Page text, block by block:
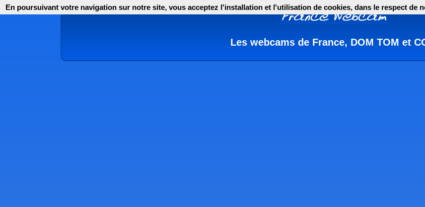
Les webcams de France, DOM TOM et
En poursuivant votre navigation sur notre site, vous acceptez l'installation et l'utilisation de cookies, dans le respect de